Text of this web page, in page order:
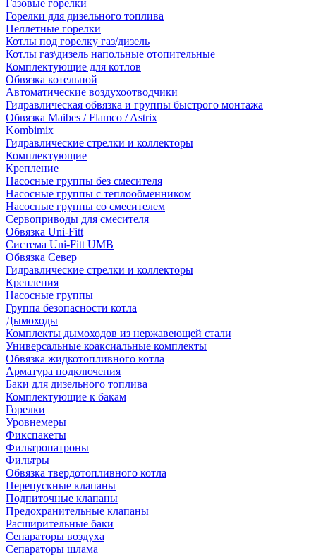
Газовые горелки
Горелки для дизельного топлива
Пеллетные горелки
Котлы под горелку газ/дизель
Котлы газ\дизель напольные отопительные
Комплектующие для котлов
Обвязка котельной
Автоматические воздухоотводчики
Гидравлическая обвязка и группы быстрого монтажа
Обвязка Maibes / Flamco / Astrix
Kombimix
Гидравлические стрелки и коллекторы
Комплектующие
Крепление
Насосные группы без смесителя
Насосные группы с теплообменником
Насосные группы со смесителем
Сервоприводы для смесителя
Обвязка Uni-Fitt
Система Uni-Fitt UMB
Обвязка Север
Гидравлические стрелки и коллекторы
Крепления
Насосные группы
Группа безопасности котла
Дымоходы
Комплекты дымоходов из нержавеющей стали
Универсальные коаксиальные комплекты
Обвязка жидкотопливного котла
Арматура подключения
Баки для дизельного топлива
Комплектующие к бакам
Горелки
Уровнемеры
Фикспакеты
Фильтропатроны
Фильтры
Обвязка твердотопливного котла
Перепускные клапаны
Подпиточные клапаны
Предохранительные клапаны
Расширительные баки
Сепараторы воздуха
Сепараторы шлама